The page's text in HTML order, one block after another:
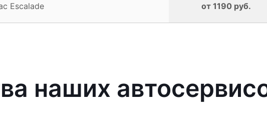
Escalade от 1190 руб.
наших